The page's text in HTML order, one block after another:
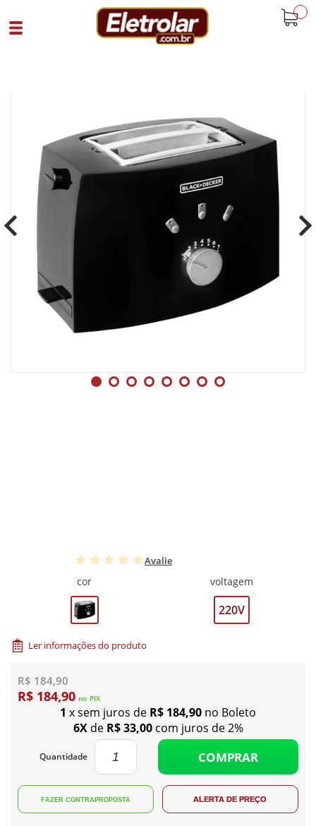
Eletroportáteis Torradeira Elétrica
Torradeira Elétrica 800W Black Decker
Cód 93565
Avalie
cor voltagem
220V
Ler informações do produto
R$ 184,90
R$ 184,90 no PIX
1 x sem juros de R$ 184,90 no Boleto
6Xde R$ 33,00 com juros de 2%
Quantidade COMPRAR